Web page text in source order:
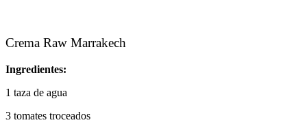
Crema Raw Marrakech
Ingredientes:
1 taza de agua
3 tomates troceados